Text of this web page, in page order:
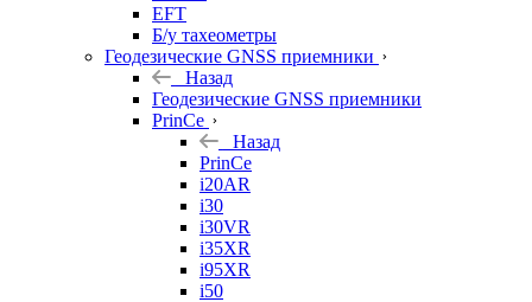
EFT
Б/у тахеометры
Геодезические GNSS приемники
Назад
Геодезические GNSS приемники
PrinCe
Назад
PrinCe
i20AR
i30
i30VR
i35XR
i95XR
i50